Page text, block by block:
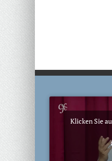
Klicken Sie